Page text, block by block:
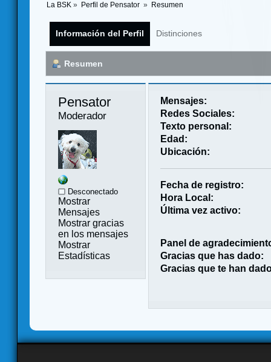
La BSK » Perfil de Pensator » Resumen
Información del Perfil Distinciones
Resumen
Pensator
Moderador
Desconectado
Mostrar
Mensajes
Mostrar gracias
en los mensajes
Mostrar
Estadísticas
Mensajes:
Redes Sociales:
Texto personal:
Edad:
Ubicación:
Fecha de registro:
Hora Local:
Última vez activo:
Panel de
Gracias que has dado:
Gracias que te han